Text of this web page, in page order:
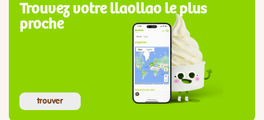
Trouvez votre llaollao le plus
proche
trouver